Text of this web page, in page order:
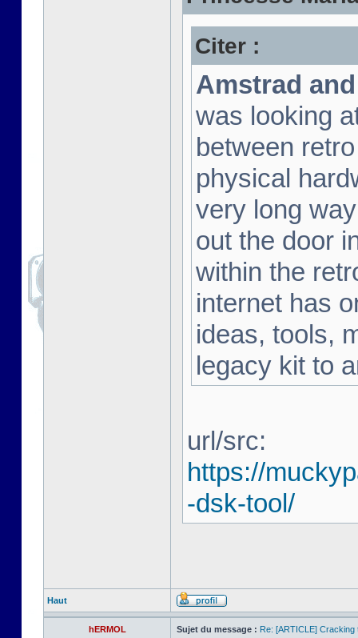
Citer :
Amstrad
was looking
between
physical
very long
out the door
within the
internet has
ideas, tools,
legacy kit to
url/src:
https://
-dsk-tool/
Haut
hERMOL Sujet du message : Re: [ARTICLE] Cracking